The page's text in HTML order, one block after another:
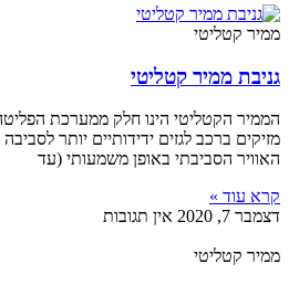
ממיר קטליטי
גניבת ממיר קטליטי
הממיר הקטליטי הינו חלק ממערכת
מזיקים ברכב לגזים ידידותיים יותר
האוויר הסביבתי באופן משמעותי (עד
קרא עוד »
דצמבר 7, 2020
אין תגובות
ממיר קטליטי